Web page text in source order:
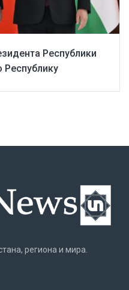
Республики
региона и мира.